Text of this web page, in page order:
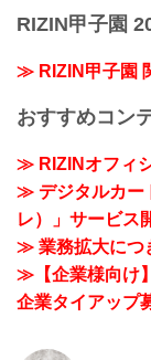
RIZIN甲子園
≫ RIZIN甲子園
おすすめコン
≫ RIZINオフィ
≫ デジタルカー
レ）」サービス
≫ 業務拡大につ
≫【企業様向け
企業タイアップ